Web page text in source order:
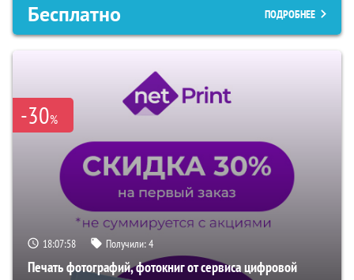
Бесплатно ПОДРОБНЕЕ
-30%
18:07:57 Получили:4
Печать фотографий, фотокниг от сервиса цифровой